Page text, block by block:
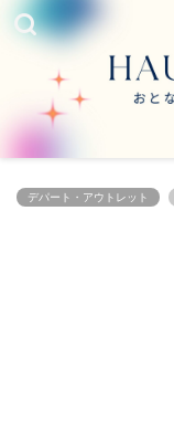
デパート・アウトレット